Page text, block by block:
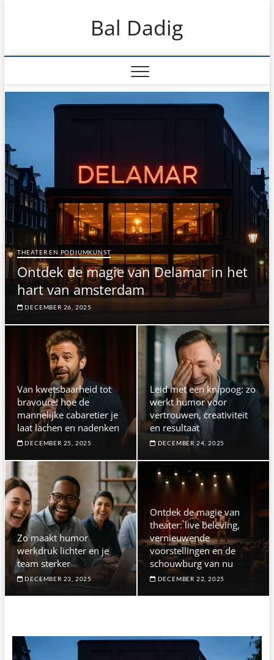
Bal Dadig
THEATER EN PODIUMKUNST
Ontdek de magie van Delamar in het
hart van amsterdam
DECEMBER 26, 2025
Van kwetsbaarheid tot
bravoure: hoe de
mannelijke cabaretier je
laat lachen en nadenken
DECEMBER 25, 2025
Leid met een knipoog: zo
werkt humor voor
vertrouwen, creativiteit
en resultaat
DECEMBER 24, 2025
Zo maakt humor
werkdruk lichter en je
team sterker
DECEMBER 23, 2025
Ontdek de magie van
theater: live beleving,
vernieuwende
voorstellingen en de
schouwburg van nu
DECEMBER 22, 2025